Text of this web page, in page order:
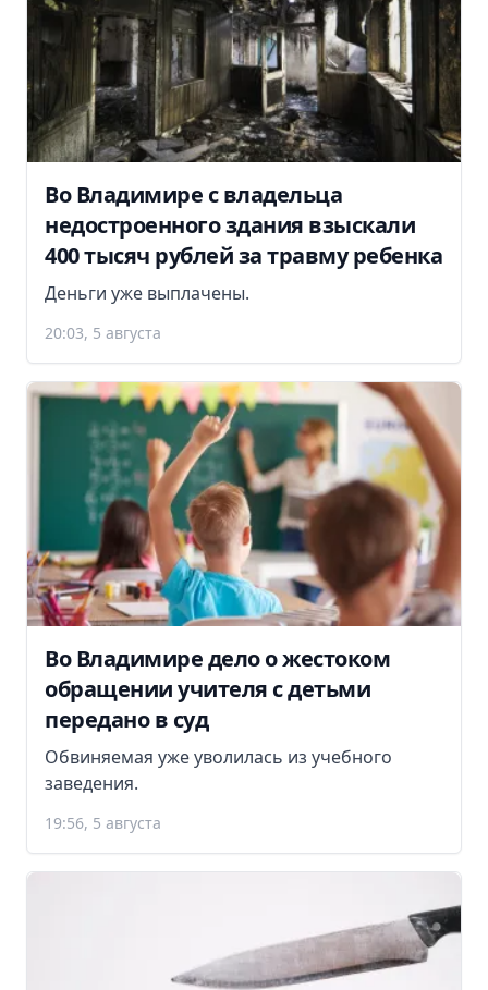
Во Владимире с владельца
недостроенного здания взыскали
400 тысяч рублей за травму ребенка
Деньги уже выплачены.
20:03, 5 августа
Во Владимире дело о жестоком
обращении учителя с детьми
передано в суд
Обвиняемая уже уволилась из учебного
заведения.
19:56, 5 августа